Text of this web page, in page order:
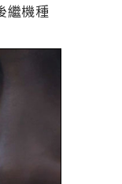
繼機種